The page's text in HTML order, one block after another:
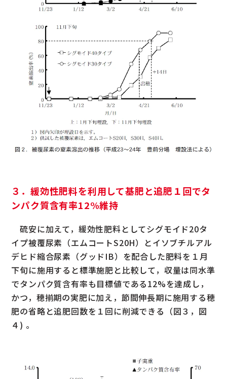
３．緩効性肥料を利用して基肥と追肥１回でタ
ンパク質含有率12%維持
硫安に加えて，緩効性肥料としてシグモイド20タ
イプ被覆尿素（エムコートS20H）とイソブチルアル
デヒド縮合尿素（グッドIB）を配合した肥料を１月
下旬に施用すると標準施肥と比較して，収量は同水準
でタンパク質含有率も目標値である12%を達成し，
かつ，穂揃期の実肥に加え，節間伸長期に施用する穂
肥の省略と追肥回数を１回に削減できる（図３，図
４) 。